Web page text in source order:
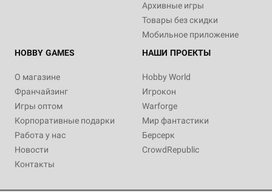
Архивные игры
Товары без скидки
Мобильное приложение
HOBBY GAMES
О магазине
Франчайзинг
Игры оптом
Корпоративные подарки
Работа у нас
Новости
Контакты
НАШИ ПРОЕКТЫ
Hobby World
Игрокон
Warforge
Мир фантастики
Берсерк
CrowdRepublic